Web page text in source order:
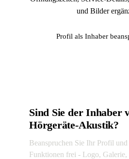
und Bilder
Profil als Inhaber
Sind Sie der Inhaber
Hörgeräte-Akustik?
Beanspruchen Sie Ihr Profil
Funktionen frei - Logo,